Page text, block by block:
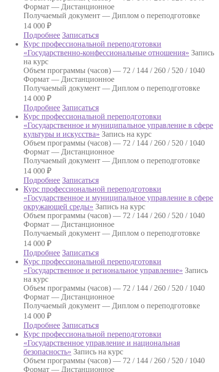
Формат — Дистанционное
Получаемый документ — Диплом о переподготовке
14 000 ₽
Подробнее Записаться
Курс профессиональной переподготовки
«Государственно-конфессиональные отношения» Запись
на курс
Объем программы (часов) — 72 / 144 / 260 / 520 / 1040
Формат — Дистанционное
Получаемый документ — Диплом о переподготовке
14 000 ₽
Подробнее Записаться
Курс профессиональной переподготовки
«Государственное и муниципальное управление в сфере
культуры и искусства» Запись на курс
Объем программы (часов) — 72 / 144 / 260 / 520 / 1040
Формат — Дистанционное
Получаемый документ — Диплом о переподготовке
14 000 ₽
Подробнее Записаться
Курс профессиональной переподготовки
«Государственное и муниципальное управление в сфере
окружающей среды» Запись на курс
Объем программы (часов) — 72 / 144 / 260 / 520 / 1040
Формат — Дистанционное
Получаемый документ — Диплом о переподготовке
14 000 ₽
Подробнее Записаться
Курс профессиональной переподготовки
«Государственное и региональное управление» Запись
на курс
Объем программы (часов) — 72 / 144 / 260 / 520 / 1040
Формат — Дистанционное
Получаемый документ — Диплом о переподготовке
14 000 ₽
Подробнее Записаться
Курс профессиональной переподготовки
«Государственное управление и национальная
безопасность» Запись на курс
Объем программы (часов) — 72 / 144 / 260 / 520 / 1040
Формат — Дистанционное